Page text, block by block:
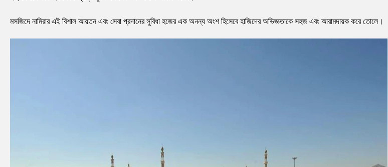
মসজিদে নামিরার এই বিশাল আয়তন এবং সেবা প্রদানের সুবিধা হজের এক অনন্য অংশ হিসেবে হাজিদের অভিজ্ঞতাকে সহজ এবং আরামদায়ক করে তোলে।